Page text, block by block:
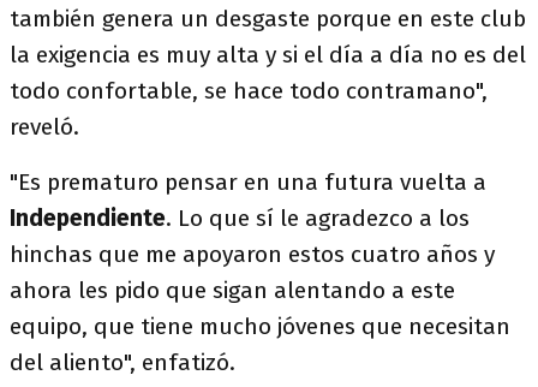
también genera un desgaste porque en este club
la exigencia es muy alta y si el día a día no es del
todo confortable, se hace todo contramano",
reveló.
"Es prematuro pensar en una futura vuelta a
Independiente. Lo que sí le agradezco a los
hinchas que me apoyaron estos cuatro años y
ahora les pido que sigan alentando a este
equipo, que tiene mucho jóvenes que necesitan
del aliento", enfatizó.